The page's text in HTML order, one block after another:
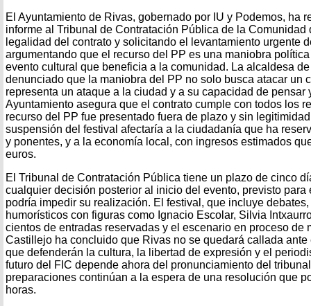
El Ayuntamiento de Rivas, gobernado por IU y Podemos, ha
informe al Tribunal de Contratación Pública de la
legalidad del contrato y solicitando el levantamiento urgente
argumentando que el recurso del PP es una maniobra
evento cultural que beneficia a la comunidad. La alcaldesa
denunciado que la maniobra del PP no solo busca atacar un
representa un ataque a la ciudad y a su capacidad de pensar
Ayuntamiento asegura que el contrato cumple con todos los
recurso del PP fue presentado fuera de plazo y sin
suspensión del festival afectaría a la ciudadanía que ha
y ponentes, y a la economía local, con ingresos estimados
euros.
El Tribunal de Contratación Pública tiene un plazo de cinco
cualquier decisión posterior al inicio del evento, previsto para
podría impedir su realización. El festival, que incluye
humorísticos con figuras como Ignacio Escolar, Silvia
cientos de entradas reservadas y el escenario en proceso de
Castillejo ha concluido que Rivas no se quedará callada ante
que defenderán la cultura, la libertad de expresión y el
futuro del FIC depende ahora del pronunciamiento del
preparaciones continúan a la espera de una resolución que
horas.